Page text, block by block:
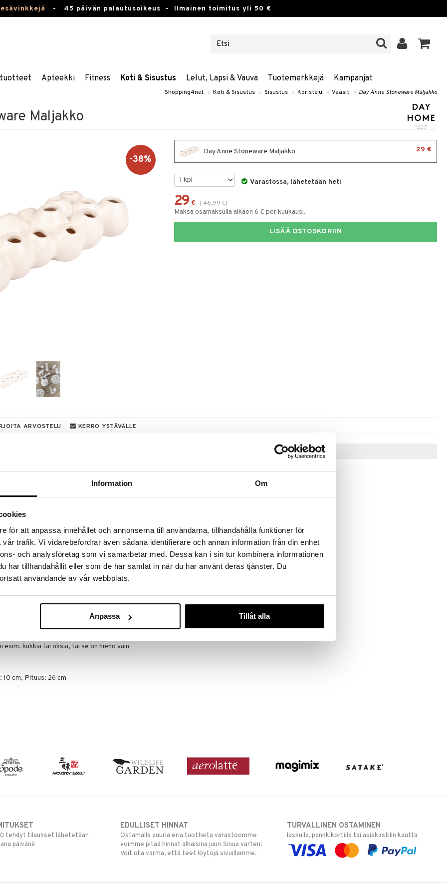
Information Om
för att anpassa innehållet och annonserna till användarna, tillhandahålla funktioner för
trafik. Vi vidarebefordrar även sådana identifierare och annan information från din enhet
och analysföretag som vi samarbetar med. Dessa kan i sin tur kombinera informationen
har tillhandahållit eller som de har samlat in när du har använt deras tjänster. Du
användande av vår webbplats.
Anpassa Tillåt alla
- 45 päivän palautusoikeus - Ilmainen toimitus yli 50 €
Apteekki Fitness Koti & Sisustus Lelut, Lapsi & Vauva Tuotemerkkejä Kampanjat
Shopping4net » Koti & Sisustus » Sisustus » Koristelu » Vaasit » Day Anne Stoneware Maljakko
Maljakko
-38%
Day Anne Stoneware Maljakko 29 €
Varastossa, lähetetään heti
29 € ( 46,99 €)
Maksa osamaksulla alkaen 6 € per kuukausi.
LISÄÄ OSTOSKORIIN
ARVOSTELU KERRO YSTÄVÄLLE
löydöt kotiin!
tehdä löytöjä suuresta ALEstamme. Juuri
voivat päästä loppumaan!
löytöä? Outletistamme löydät runsaasti
tilaisuus tehdä löytöjä, kun
varastoa riittää!
kukkia tai oksia, tai se on hieno vain
cm, Pituus: 26 cm
Vinkkejä sinulle
Day Anne Stoneware
Maljakko Pyöreä
34 € (54,99€)
-38%
tehdyt tilaukset lähetetään
päivänä
EDULLISET HINNAT
Ostamalla suuria eriä tuotteita varastoomme
voimme pitää hinnat alhaisina juuri Sinua varten!
Voit olla varma, että teet löytöjä sivuillamme.
TURVALLINEN OSTAMINEN
laskulla, pankkikortilla tai asiakastilin kautta